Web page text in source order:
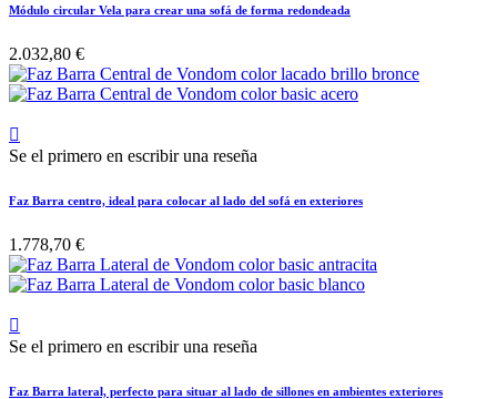
Módulo circular Vela para crear una sofá de forma redondeada
2.032,80 €

Se el primero en escribir una reseña
Faz Barra centro, ideal para colocar al lado del sofá en exteriores
1.778,70 €

Se el primero en escribir una reseña
Faz Barra lateral, perfecto para situar al lado de sillones en ambientes exteriores